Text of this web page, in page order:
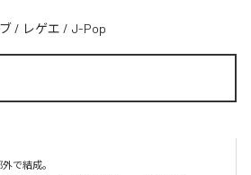
/ レゲエ / J-Pop
で結成。